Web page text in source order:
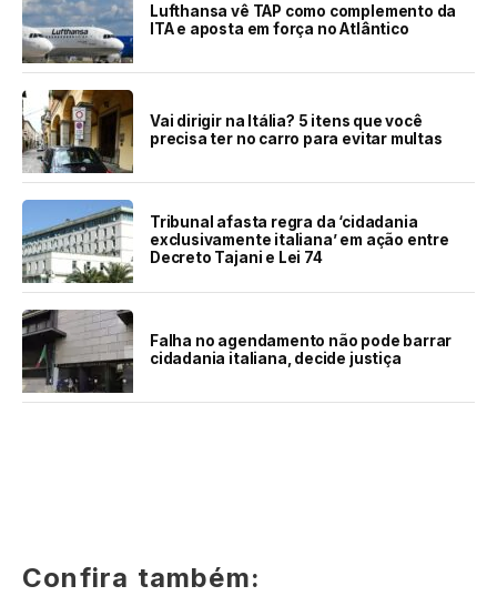
Lufthansa vê TAP como complemento da
ITA e aposta em força no Atlântico
Vai dirigir na Itália? 5 itens que você
precisa ter no carro para evitar multas
Tribunal afasta regra da ‘cidadania
exclusivamente italiana’ em ação entre
Decreto Tajani e Lei 74
Falha no agendamento não pode barrar
cidadania italiana, decide justiça
Confira também: